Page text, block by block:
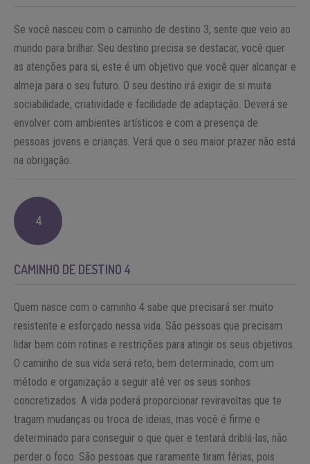
Se você nasceu com o caminho de destino 3, sente que veio ao
mundo para brilhar. Seu destino precisa se destacar, você quer
as atenções para si, este é um objetivo que você quer alcançar e
almeja para o seu futuro. O seu destino irá exigir de si muita
sociabilidade, criatividade e facilidade de adaptação. Deverá se
envolver com ambientes artísticos e com a presença de
pessoas jovens e crianças. Verá que o seu maior prazer não está
na obrigação.
4
CAMINHO DE DESTINO 4
Quem nasce com o caminho 4 sabe que precisará ser muito
resistente e esforçado nessa vida. São pessoas que precisam
lidar bem com rotinas e restrições para atingir os seus objetivos.
O caminho de sua vida será reto, bem determinado, com um
método e organização a seguir até ver os seus sonhos
concretizados. A vida poderá proporcionar reviravoltas que te
tragam mudanças ou troca de ideias, mas você é firme e
determinado para conseguir o que quer e tentará driblá-las, não
perder o foco. São pessoas que raramente tiram férias, pois